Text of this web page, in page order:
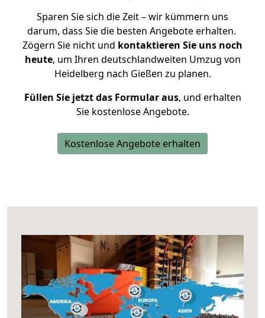
Sparen Sie sich die Zeit – wir kümmern uns
darum, dass Sie die besten Angebote erhalten.
Zögern Sie nicht und kontaktieren Sie uns noch
heute, um Ihren deutschlandweiten Umzug von
Heidelberg nach Gießen zu planen.
Füllen Sie jetzt das Formular aus, und erhalten
Sie kostenlose Angebote.
Kostenlose Angebote erhalten